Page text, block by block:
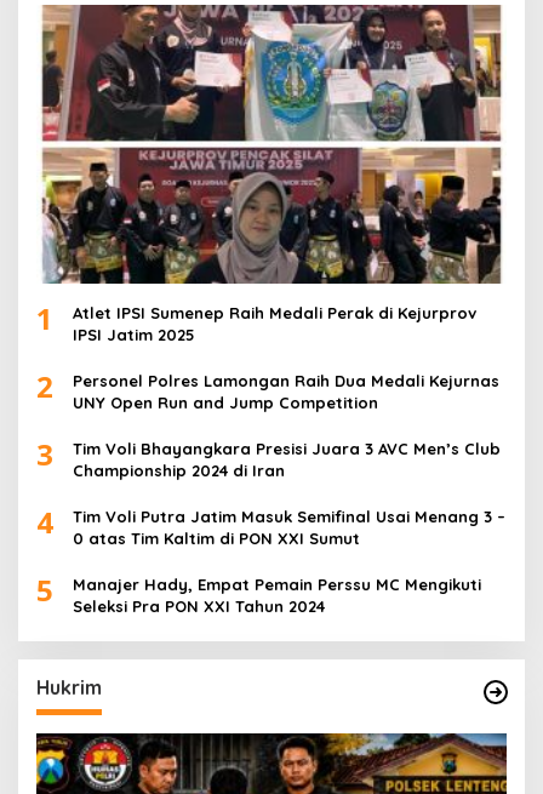
1
Atlet IPSI Sumenep Raih Medali Perak di Kejurprov
IPSI Jatim 2025
2
Personel Polres Lamongan Raih Dua Medali Kejurnas
UNY Open Run and Jump Competition
3
Tim Voli Bhayangkara Presisi Juara 3 AVC Men’s Club
Championship 2024 di Iran
4
Tim Voli Putra Jatim Masuk Semifinal Usai Menang 3 –
0 atas Tim Kaltim di PON XXI Sumut
5
Manajer Hady, Empat Pemain Perssu MC Mengikuti
Seleksi Pra PON XXI Tahun 2024
Hukrim